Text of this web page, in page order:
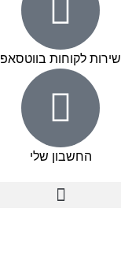
שירות לקוחות בווטסאפ
החשבון שלי